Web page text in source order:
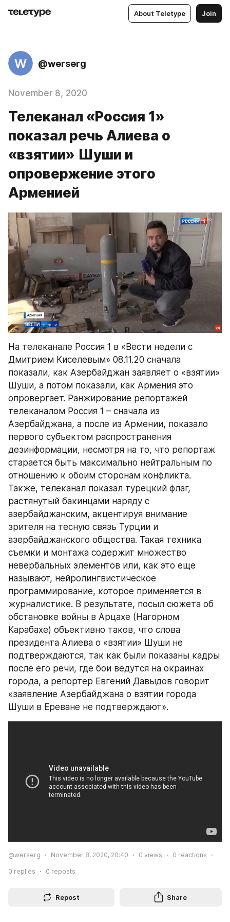
About Teletype Join
W @werserg
November 8, 2020
Телеканал «Россия 1»
показал речь Алиева о
«взятии» Шуши и
опровержение этого
Арменией
На телеканале Россия 1 в «Вести недели с
Дмитрием Киселевым» 08.11.20 сначала
показали, как Азербайджан заявляет о «взятии»
Шуши, а потом показали, как Армения это
опровергает. Ранжирование репортажей
телеканалом Россия 1 – сначала из
Азербайджана, а после из Армении, показало
первого субъектом распространения
дезинформации, несмотря на то, что репортаж
старается быть максимально нейтральным по
отношению к обоим сторонам конфликта.
Также, телеканал показал турецкий флаг,
растянутый бакинцами наряду с
азербайджанским, акцентируя внимание
зрителя на тесную связь Турции и
азербайджанского общества. Такая техника
съемки и монтажа содержит множество
невербальных элементов или, как это еще
называют, нейролингвистическое
программирование, которое применяется в
журналистике. В результате, посыл сюжета об
обстановке войны в Арцахе (Нагорном
Карабахе) объективно таков, что слова
президента Алиева о «взятии» Шуши не
подтверждаются, так как были показаны кадры
после его речи, где бои ведутся на окраинах
города, а репортер Евгений Давыдов говорит
«заявление Азербайджана о взятии города
Шуши в Ереване не подтверждают».
@werserg November 8, 2020, 20:40 0 views 0 reactions
0 replies 0 reposts
Repost Share